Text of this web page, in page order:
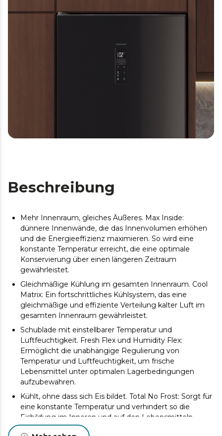
Beschreibung
Mehr Innenraum, gleiches Äußeres. Max Inside:
dünnere Innenwände, die das Innenvolumen erhöhen
und die Energieeffizienz maximieren. So wird eine
konstante Temperatur erreicht, die eine optimale
Konservierung über einen längeren Zeitraum
gewährleistet.
Gleichmäßige Kühlung im gesamten Innenraum. Cool
Matrix: Ein fortschrittliches Kühlsystem, das eine
gleichmäßige und effiziente Verteilung kalter Luft im
gesamten Innenraum gewährleistet.
Schublade mit einstellbarer Temperatur und
Luftfeuchtigkeit. Fresh Flex und Humidity Flex:
Ermöglicht die unabhängige Regulierung von
Temperatur und Luftfeuchtigkeit, um frische
Lebensmittel unter optimalen Lagerbedingungen
aufzubewahren.
Kühlt, ohne dass sich Eis bildet. Total No Frost: Sorgt für
eine konstante Temperatur und verhindert so die
Eisbildung im Inneren und auf den Lebensmitteln.
Effizienter und leiser Betrieb. Inverter-Kompressor: